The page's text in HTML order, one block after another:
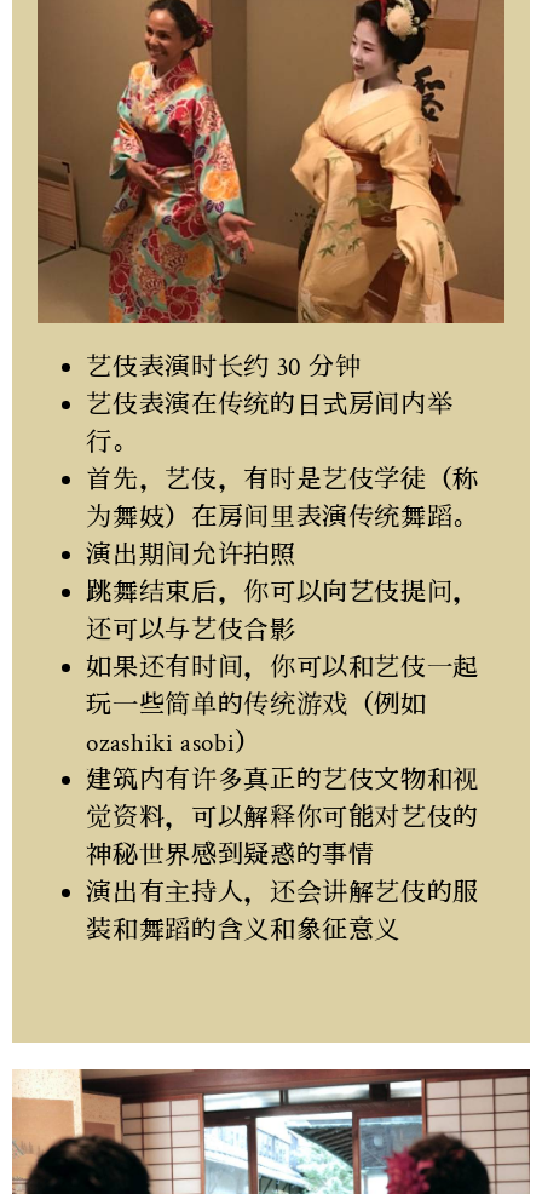
艺伎表演时长约 30 分钟
艺伎表演在传统的日式房间内举
行。
首先，艺伎，有时是艺伎学徒（称
为舞妓）在房间里表演传统舞蹈。
演出期间允许拍照
跳舞结束后，你可以向艺伎提问，
还可以与艺伎合影
如果还有时间，你可以和艺伎一起
玩一些简单的传统游戏（例如
ozashiki asobi）
建筑内有许多真正的艺伎文物和视
觉资料，可以解释你可能对艺伎的
神秘世界感到疑惑的事情
演出有主持人，还会讲解艺伎的服
装和舞蹈的含义和象征意义